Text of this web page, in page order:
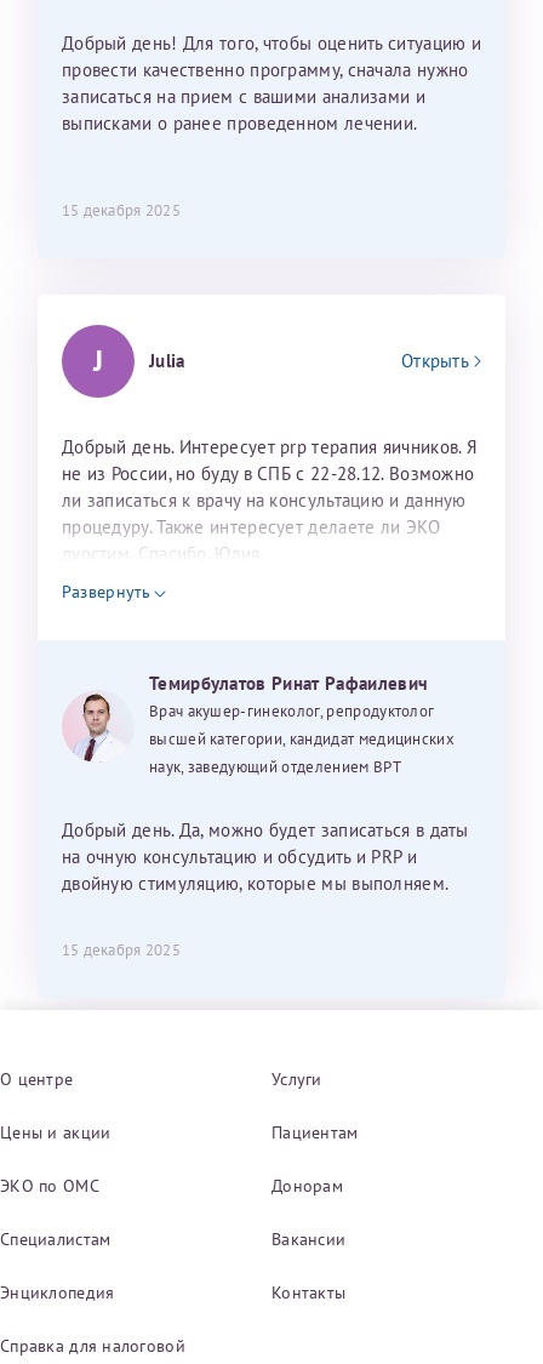
Добрый день! Для того, чтобы оценить ситуацию и
провести качественно программу, сначала нужно
записаться на прием с вашими анализами и
выписками о ранее проведенном лечении.
15 декабря 2025
J Julia Открыть
Добрый день. Интересует prp терапия яичников. Я
не из России, но буду в СПБ с 22-28.12. Возможно
ли записаться к врачу на консультацию и данную
процедуру. Также интересует делаете ли ЭКО
дуостим. Спасибо. Юлия
Развернуть
Темирбулатов Ринат Рафаилевич
Врач акушер-гинеколог, репродуктолог
высшей категории, кандидат медицинских
наук, заведующий отделением ВРТ
Добрый день. Да, можно будет записаться в даты
на очную консультацию и обсудить и PRP и
двойную стимуляцию, которые мы выполняем.
15 декабря 2025
О центре Услуги
Цены и акции Пациентам
ЭКО по ОМС Донорам
Специалистам Вакансии
Энциклопедия Контакты
Справка для налоговой